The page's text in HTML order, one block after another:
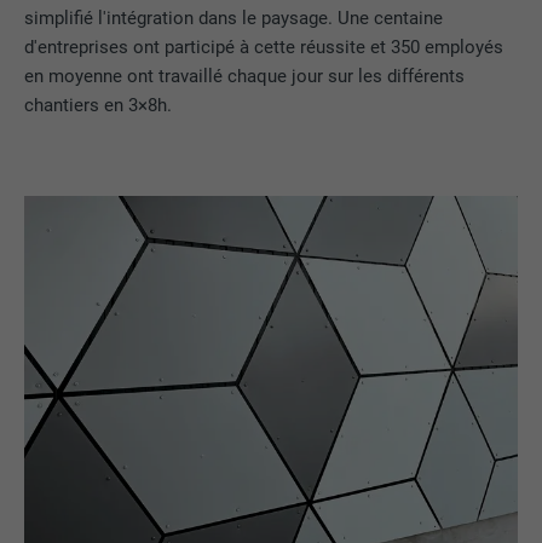
simplifié l'intégration dans le paysage. Une centaine
d'entreprises ont participé à cette réussite et 350 employés
en moyenne ont travaillé chaque jour sur les différents
chantiers en 3×8h.